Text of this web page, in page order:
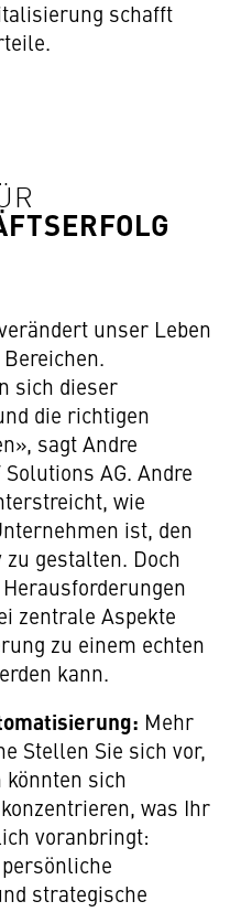
schafft
unser Leben
sich dieser
die richtigen
sagt Andre
AG. Andre
wie
ist, den
gestalten. Doch
zentrale Aspekte
zu einem echten
kann.
Mehr
Stellen Sie sich vor,
könnten sich
was Ihr
voranbringt:
strategische